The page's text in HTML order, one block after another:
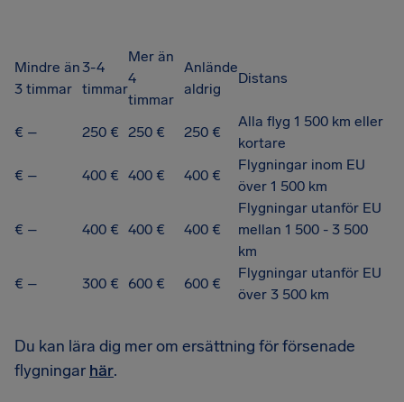
Mindre än
3 timmar
3-4
timmar
Mer än
4
timmar
Anlände
aldrig
Distans
€ – 250 € 250 € 250 €
Alla flyg 1 500 km eller
kortare
€ –
400 € 400 € 400 €
Flygningar inom EU
över 1 500 km
€ – 400 € 400 € 400 €
Flygningar utanför EU
mellan 1 500 - 3 500
km
€ –
300 € 600 € 600 €
Flygningar utanför EU
över 3 500 km
Du kan lära dig mer om ersättning för försenade
flygningar här.